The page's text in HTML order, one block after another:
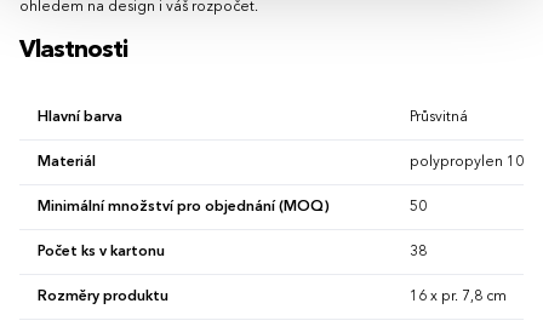
ohledem na design i váš rozpočet.
Vlastnosti
Hlavní barva Průsvitná
Materiál polypropylen 100
Minimální množství pro objednání (MOQ) 50
Počet ks v kartonu 38
Rozměry produktu 16 x pr. 7,8 cm